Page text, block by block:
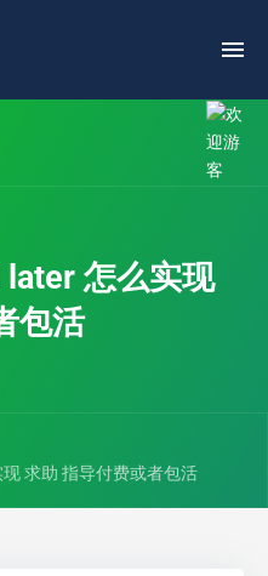
怎么实现
包活
求助 指导付费或者包活